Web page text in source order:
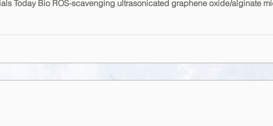
Today Bio ROS-scavenging ultrasonicated graphene oxide/alginate